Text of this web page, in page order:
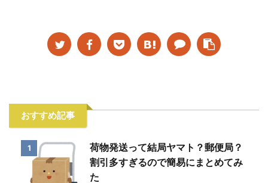
おすすめ記事
1
荷物発送って結局ヤマト？郵便局？
割引多すぎるので簡易にまとめてみ
た